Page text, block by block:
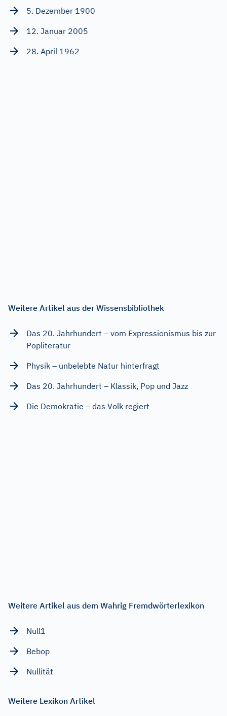
5. Dezember 1900
12. Januar 2005
28. April 1962
Weitere Artikel aus der Wissensbibliothek
Das 20. Jahrhundert – vom Expressionismus bis zur
Popliteratur
Physik – unbelebte Natur hinterfragt
Das 20. Jahrhundert – Klassik, Pop und Jazz
Die Demokratie – das Volk regiert
Weitere Artikel aus dem Wahrig Fremdwörterlexikon
Null1
Bebop
Nullität
Weitere Lexikon Artikel